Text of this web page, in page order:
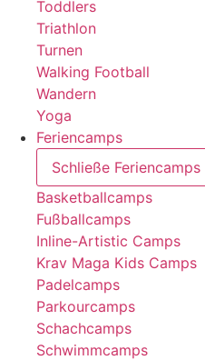
Toddlers
Triathlon
Turnen
Walking Football
Wandern
Yoga
Feriencamps
Schließe Feriencamps
Basketballcamps
Fußballcamps
Inline-Artistic Camps
Krav Maga Kids Camps
Padelcamps
Parkourcamps
Schachcamps
Schwimmcamps